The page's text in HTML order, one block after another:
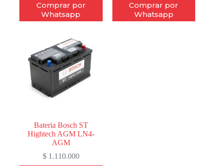
Comprar por
Whatsapp
Comprar por
Whatsapp
Bateria Bosch ST
Hightech AGM LN4-
AGM
$1.110.000